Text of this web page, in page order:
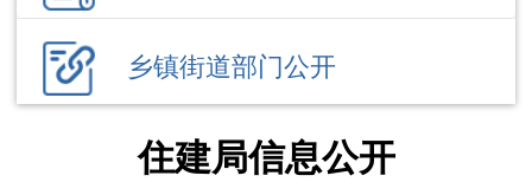
住建局信息公开
办公地
址
新疆阿图什市松他克南路22
号院
办公时
夏季：10:00-14:00，16:00-
20:00；冬季：10:00-14:00，